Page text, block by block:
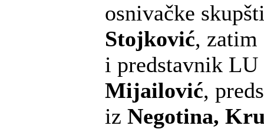
osnivačke
Stojković, zatim
i predstavnik
Mijailović,
iz Negotina,